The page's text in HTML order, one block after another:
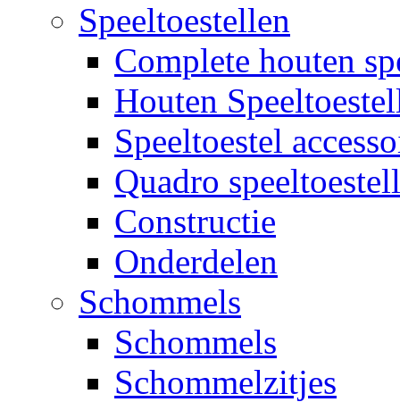
Speeltoestellen
Complete houten
Houten
Speeltoestel
Quadro
Constructie
Onderdelen
Schommels
Schommels
Schommelzitjes